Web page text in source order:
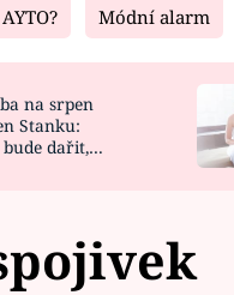
Living
DESIGN
AYTO? Módní alarm
na srpen
Stanku:
dařit,